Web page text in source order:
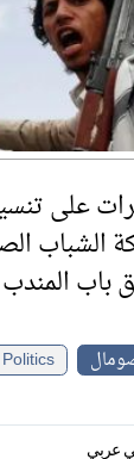
على
الشباب
باب
Politics
عربي